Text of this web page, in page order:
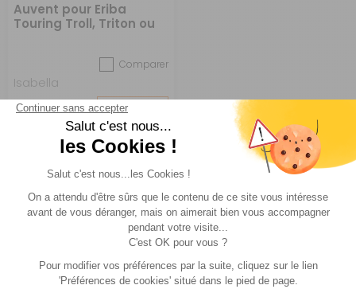
Auvent pour Eriba
Touring Troll, Triton ou
Comparer
Isabella
Réf : 855623
SUR
COMMANDE
ACHETER 3 094 €